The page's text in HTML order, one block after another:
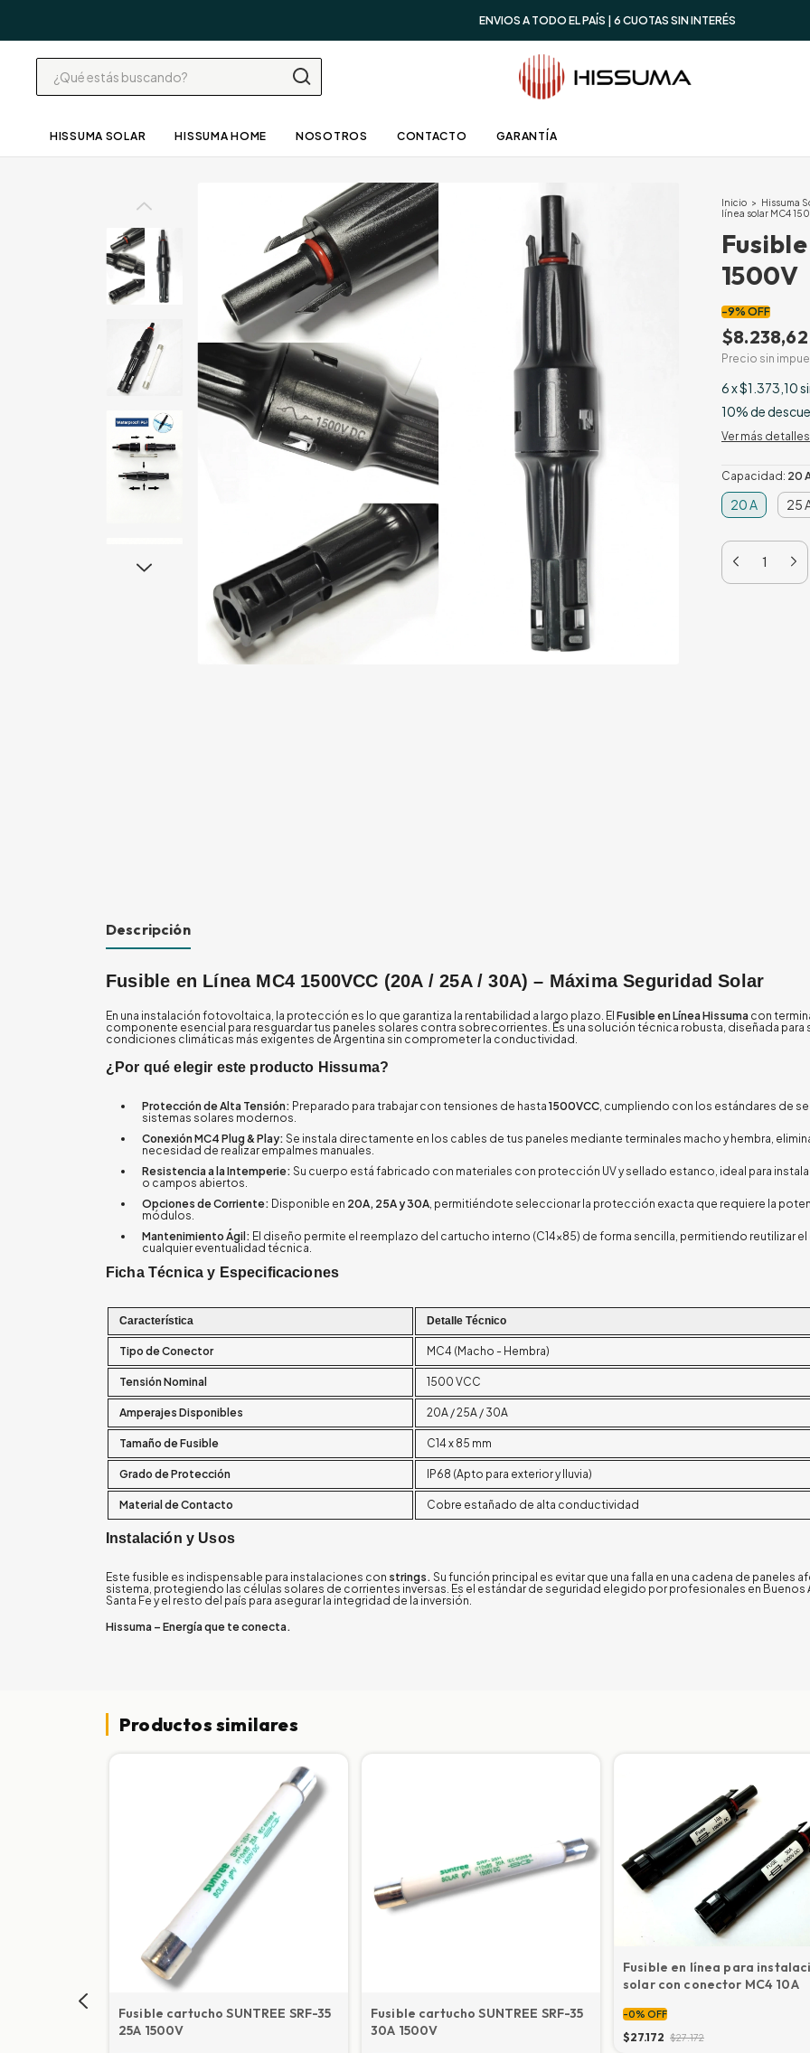
ENVIOS A TODO EL PAÍS | 6 CUOTAS SIN INTERÉS
HISSUMA SOLAR HISSUMA HOME NOSOTROS CONTACTO GARANTÍA
Inicio > Hissuma
línea solar MC4
1500V
-9% OFF
$8.238,62
Precio sin
6x$1.373,10
10% de
Ver más detalles
Capacidad: 20
20 A 25
Descripción
Fusible en Línea MC4 1500VCC (20A / 25A / 30A) – Máxima Seguridad Solar
En una instalación fotovoltaica, la protección es lo que garantiza la rentabilidad a largo plazo. El Fusible en Línea Hissuma con
componente esencial para resguardar tus paneles solares contra sobrecorrientes. Es una solución técnica robusta, diseñada para
condiciones climáticas más exigentes de Argentina sin comprometer la conductividad.
¿Por qué elegir este producto Hissuma?
Protección de Alta Tensión: Preparado para trabajar con tensiones de hasta 1500VCC, cumpliendo con los estándares de
sistemas solares modernos.
Conexión MC4 Plug & Play: Se instala directamente en los cables de tus paneles mediante terminales macho y hembra,
necesidad de realizar empalmes manuales.
Resistencia a la Intemperie: Su cuerpo está fabricado con materiales con protección UV y sellado estanco, ideal para
o campos abiertos.
Opciones de Corriente: Disponible en 20A, 25A y 30A, permitiéndote seleccionar la protección exacta que requiere la
módulos.
Mantenimiento Ágil: El diseño permite el reemplazo del cartucho interno (C14x85) de forma sencilla, permitiendo reutilizar
cualquier eventualidad técnica.
Ficha Técnica y Especificaciones
Característica Detalle Técnico
Tipo de Conector MC4 (Macho - Hembra)
Tensión Nominal 1500 VCC
Amperajes Disponibles 20A / 25A / 30A
Tamaño de Fusible C14 x 85 mm
Grado de Protección IP68 (Apto para exterior y lluvia)
Material de Contacto Cobre estañado de alta conductividad
Instalación y Usos
Este fusible es indispensable para instalaciones con strings. Su función principal es evitar que una falla en una cadena de paneles
sistema, protegiendo las células solares de corrientes inversas. Es el estándar de seguridad elegido por profesionales en Buenos
Santa Fe y el resto del país para asegurar la integridad de la inversión.
Hissuma – Energía que te conecta.
Productos similares
Fusible cartucho SUNTREE SRF-35
25A 1500V
Fusible cartucho SUNTREE SRF-35
30A 1500V
Fusible en línea para
solar con conector MC4 10A
-0% OFF
$27.172 $27.172